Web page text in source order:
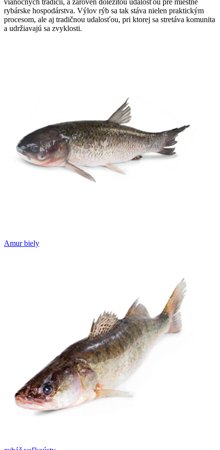
rybárske hospodárstva. Výlov rýb sa tak stáva nielen praktickým
procesom, ale aj tradičnou udalosťou, pri ktorej sa stretáva komunita
a udržiavajú sa zvyklosti.
Amur biely